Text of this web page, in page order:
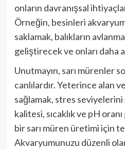
onların davranışsal
Örneğin, besinleri
saklamak, balıkların
geliştirecek ve onları
Unutmayın, sarı mürenler
canlılardır. Yeterince alan
sağlamak, stres seviyelerini
kalitesi, sıcaklık ve pH
bir sarı müren üretimi için
Akvaryumunuzu düzenli